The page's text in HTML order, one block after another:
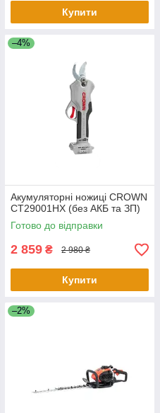
Купити
–4%
Акумуляторні ножиці CROWN
CT29001HX (без АКБ та ЗП)
Готово до відправки
2 859 ₴ 2 980 ₴
Купити
–2%